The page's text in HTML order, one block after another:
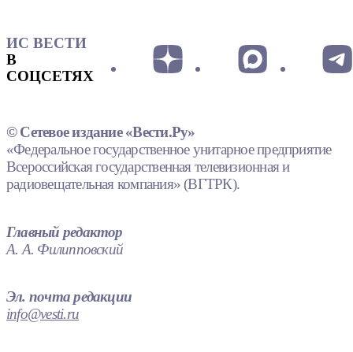
ИС ВЕСТИ
В
СОЦСЕТЯХ
© Сетевое издание «Вести.Ру»
«Федеральное государственное унитарное предприятие
Всероссийская государственная телевизионная и
радиовещательная компания» (ВГТРК).
Главный редактор
А. А. Филипповский
Эл. почта редакции
info@vesti.ru